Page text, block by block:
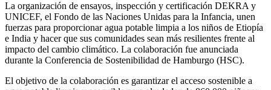
La organización de ensayos, inspección y certificación DEKRA y
UNICEF, el Fondo de las Naciones Unidas para la Infancia, unen
fuerzas para proporcionar agua potable limpia a los niños de Etiopía
e India y hacer que sus comunidades sean más resilientes frente al
impacto del cambio climático. La colaboración fue anunciada
durante la Conferencia de Sostenibilidad de Hamburgo (HSC).
El objetivo de la colaboración es garantizar el acceso sostenible a